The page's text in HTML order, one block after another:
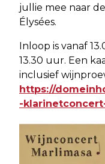
jullie mee naar
Élysées.
Inloop is vanaf
13.30 uur. Een
inclusief
https://
-